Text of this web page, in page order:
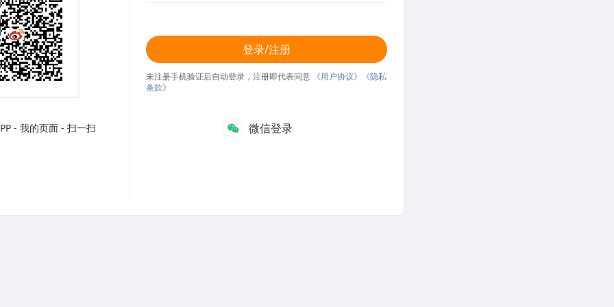
- 我的页面 - 扫一扫
登录/注册
未注册手机验证后自动登录，注册即代表同意 《用户协议》
《隐私
条款》
微信登录